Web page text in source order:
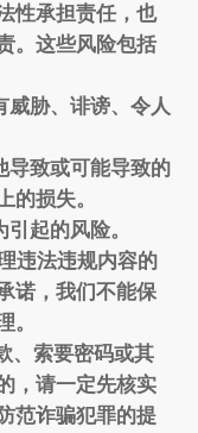
性承担责任，也
。这些风险包括
胁、诽谤、令人
致或可能导致的
的损失。
起的风险。
违法违规内容的
诺，我们不能保
。
、索要密码或其
，请一定先核实
范诈骗犯罪的提